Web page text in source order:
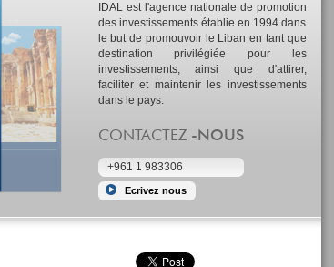
IDAL est l'agence nationale de promotion
des investissements établie en 1994 dans
le but de promouvoir le Liban en tant que
destination privilégiée pour les
investissements, ainsi que d'attirer,
faciliter et maintenir les investissements
dans le pays.
+961 1 983306